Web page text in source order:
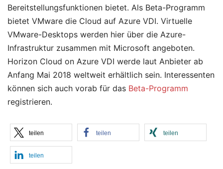
Bereitstellungsfunktionen bietet. Als Beta-Programm
bietet VMware die Cloud auf Azure VDI. Virtuelle
VMware-Desktops werden hier über die Azure-
Infrastruktur zusammen mit Microsoft angeboten.
Horizon Cloud on Azure VDI werde laut Anbieter ab
Anfang Mai 2018 weltweit erhältlich sein. Interessenten
können sich auch vorab für das Beta-Programm
registrieren.
teilen teilen teilen
teilen